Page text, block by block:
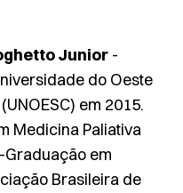
Junior -
do Oeste
em 2015.
Medicina Paliativa
Graduação em
Brasileira de